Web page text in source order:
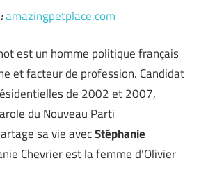
amazingpetplace.com
est un homme politique français
et facteur de profession. Candidat
de 2002 et 2007,
du Nouveau Parti
sa vie avecStéphanie
Chevrier est la femme d’Olivier